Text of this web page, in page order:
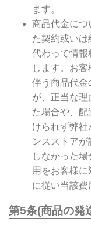
ます。
商品代金につ
た契約或いは
代わって情報
します。お
伴う商品代金
が、正当な理
た場合や、
けられず弊
ンスストア
しなかった
用をお客様
に従い当該費
第5条(商品の発